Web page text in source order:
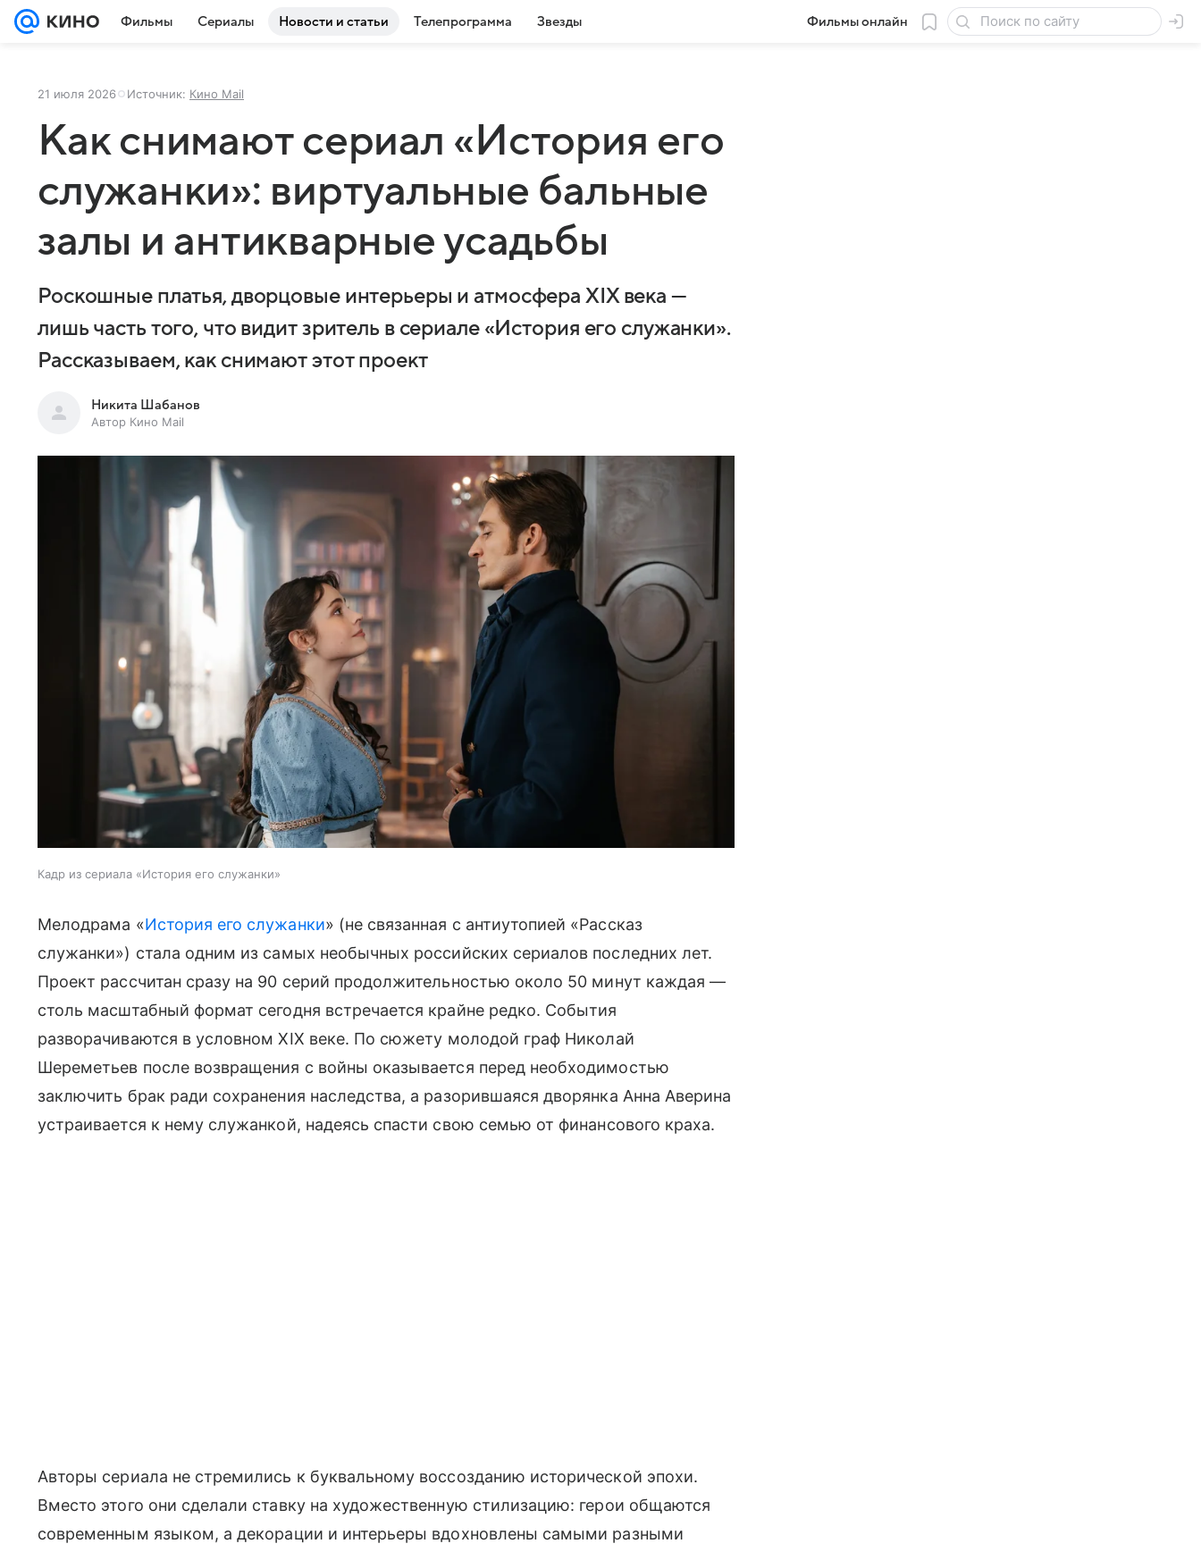
Фильмы Сериалы Новости и статьи Телепрограмма Звезды Фильмы онлайн
21 июля 2026 Источник: Кино Mail
Как снимают сериал «История его
служанки»: виртуальные бальные
залы и антикварные усадьбы
Роскошные платья, дворцовые интерьеры и атмосфера XIX века —
лишь часть того, что видит зритель в сериале «История его служанки».
Рассказываем, как снимают этот проект
Никита Шабанов
Автор Кино Mail
Кадр из сериала «История его служанки»
Мелодрама «История его служанки» (не связанная с антиутопией «Рассказ
служанки») стала одним из самых необычных российских сериалов последних лет.
Проект рассчитан сразу на 90 серий продолжительностью около 50 минут каждая —
столь масштабный формат сегодня встречается крайне редко. События
разворачиваются в условном XIX веке. По сюжету молодой граф Николай
Шереметьев после возвращения с войны оказывается перед необходимостью
заключить брак ради сохранения наследства, а разорившаяся дворянка Анна Аверина
устраивается к нему служанкой, надеясь спасти свою семью от финансового краха.
Авторы сериала не стремились к буквальному воссозданию исторической эпохи.
Вместо этого они сделали ставку на художественную стилизацию: герои общаются
современным языком, а декорации и интерьеры вдохновлены самыми разными